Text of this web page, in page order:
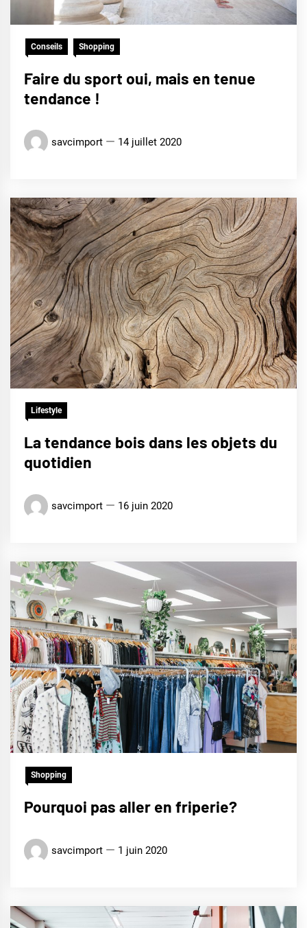
Conseils Shopping
Faire du sport oui, mais en tenue
tendance !
savcimport 14 juillet 2020
Lifestyle
La tendance bois dans les objets du
quotidien
savcimport 16 juin 2020
Shopping
Pourquoi pas aller en friperie?
savcimport 1 juin 2020